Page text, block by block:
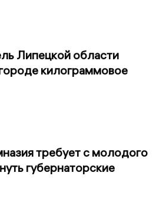
Липецкой области
килограммовое
требует с молодого
губернаторские